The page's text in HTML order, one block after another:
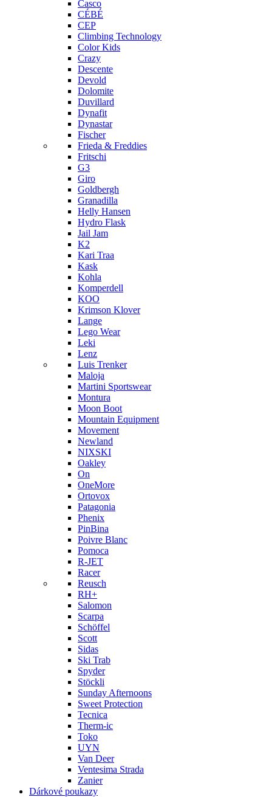
Casco
CÉBÉ
CEP
Climbing Technology
Color Kids
Crazy
Descente
Devold
Dolomite
Duvillard
Dynafit
Dynastar
Fischer
Frieda & Freddies
Fritschi
G3
Giro
Goldbergh
Granadilla
Helly Hansen
Hydro Flask
Jail Jam
K2
Kari Traa
Kask
Kohla
Komperdell
KOO
Krimson Klover
Lange
Lego Wear
Leki
Lenz
Luis Trenker
Maloja
Martini Sportswear
Montura
Moon Boot
Mountain Equipment
Movement
Newland
NIXSKI
Oakley
On
OneMore
Ortovox
Patagonia
Phenix
PinBina
Poivre Blanc
Pomoca
R-JET
Racer
Reusch
RH+
Salomon
Scarpa
Schöffel
Scott
Sidas
Ski Trab
Spyder
Stöckli
Sunday Afternoons
Sweet Protection
Tecnica
Therm-ic
Toko
UYN
Van Deer
Ventesima Strada
Zanier
Dárkové poukazy